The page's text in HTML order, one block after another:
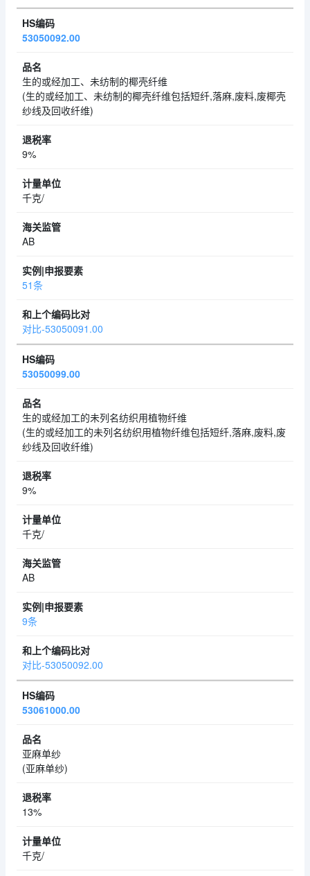
53050092.00
生的或经加工、未纺制的椰壳纤维
(生的或经加工、未纺制的椰壳纤维包括短纤,落麻,废料,废椰壳
纱线及回收纤维)
9%
千克/
AB
51条
对比-53050091.00
53050099.00
生的或经加工的未列名纺织用植物纤维
(生的或经加工的未列名纺织用植物纤维包括短纤,落麻,废料,废
纱线及回收纤维)
9%
千克/
AB
9条
对比-53050092.00
53061000.00
亚麻单纱
(亚麻单纱)
13%
千克/